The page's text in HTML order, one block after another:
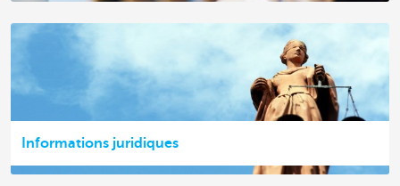
Informations juridiques